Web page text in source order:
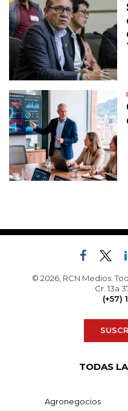
© 2026, RCN Medios.
Cr. 13a
(+57)
TODAS
Agronegocios